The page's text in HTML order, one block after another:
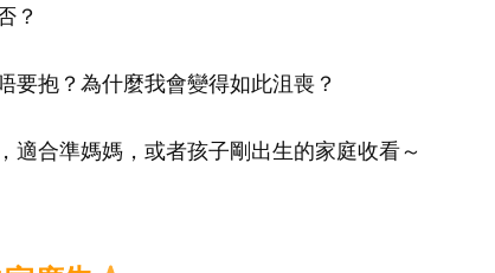
？
要抱？為什麼我會變得如此沮喪？
適合準媽媽，或者孩子剛出生的家庭收看～